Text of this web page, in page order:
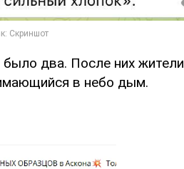
два. После них жители
в небо дым.